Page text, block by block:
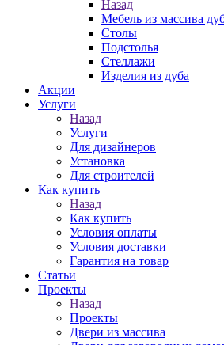
Назад
Мебель из массива
Столы
Подстолья
Стеллажи
Изделия из дуба
Акции
Услуги
Назад
Услуги
Для дизайнеров
Установка
Для строителей
Как купить
Назад
Как купить
Условия оплаты
Условия доставки
Гарантия на товар
Статьи
Проекты
Назад
Проекты
Двери из массива